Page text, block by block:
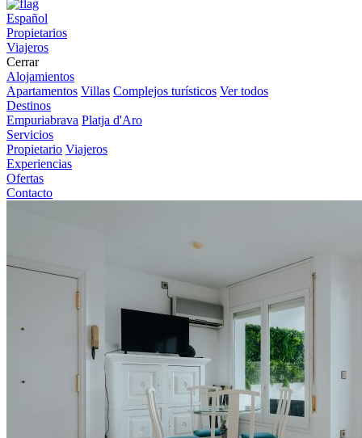
Español
Propietarios
Viajeros
Cerrar
Alojamientos
Apartamentos Villas Complejos turísticos Ver todos
Destinos
Empuriabrava Platja d'Aro
Servicios
Propietario Viajeros
Experiencias
Ofertas
Contacto